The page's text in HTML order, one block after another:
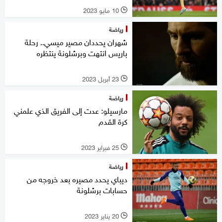
l 10 مايو 2023
رياضة
شهران يحددان مصير ميسي.. رحلة
باريس انتهت وبرشلونة ينتظره
l 23 أبريل 2023
رياضة
مارسيلو: عدت إلى الفريق الذي علمني
كرة القدم
l 25 فبراير 2023
رياضة
ديباي يحدد مصيره بعد خروجه من
حسابات برشلونة
l 20 يناير 2023